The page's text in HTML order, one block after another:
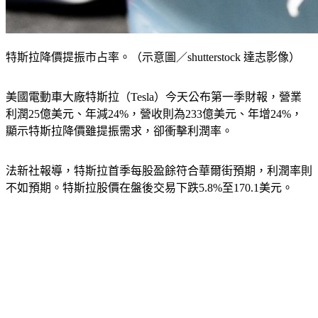
特斯拉降價提振市占率。（示意圖／shutterstock 達志影像）
美國電動車大廠特斯拉（Tesla）今天公布第一季財報，營業
利潤25億美元、年減24%，營收則為233億美元、年增24%，
顯示特斯拉降價雖提振需求，卻衝擊利潤率。
法新社報導，特斯拉首季每股盈餘符合華爾街預期，利潤率則
不如預期。特斯拉股價在盤後交易下跌5.8%至170.1美元。